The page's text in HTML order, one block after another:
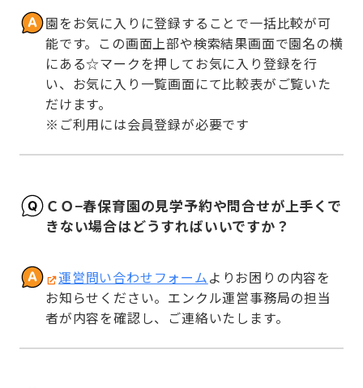
園をお気に入りに登録することで一括比較が可
能です。この画面上部や検索結果画面で園名の横
にある☆マークを押してお気に入り登録を行
い、お気に入り一覧画面にて比較表がご覧いた
だけます。
※ご利用には会員登録が必要です
ＣＯ−春保育園の見学予約や問合せが上手くで
きない場合はどうすればいいですか？
運営問い合わせフォームよりお困りの内容を
お知らせください。エンクル運営事務局の担当
者が内容を確認し、ご連絡いたします。